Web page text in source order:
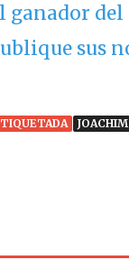
ganador
sus